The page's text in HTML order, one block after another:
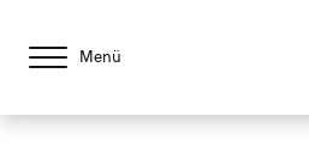
Menü